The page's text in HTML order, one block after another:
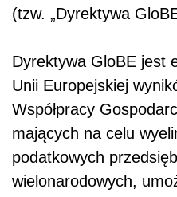
(tzw. „Dyrektywa
Dyrektywa GloBE jest
Unii Europejskiej
Współpracy
mających na celu
podatkowych
wielonarodowych,